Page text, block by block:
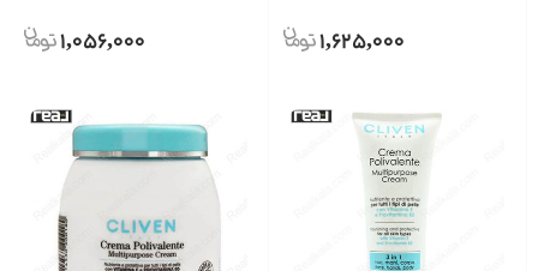
1,625,000
1,056,000